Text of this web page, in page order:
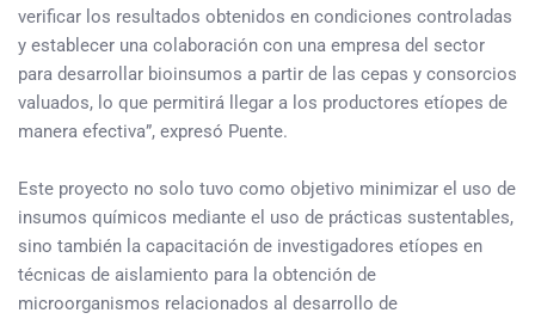
verificar los resultados obtenidos en condiciones controladas
y establecer una colaboración con una empresa del sector
para desarrollar bioinsumos a partir de las cepas y consorcios
valuados, lo que permitirá llegar a los productores etíopes de
manera efectiva”, expresó Puente.
Este proyecto no solo tuvo como objetivo minimizar el uso de
insumos químicos mediante el uso de prácticas sustentables,
sino también la capacitación de investigadores etíopes en
técnicas de aislamiento para la obtención de
microorganismos relacionados al desarrollo de